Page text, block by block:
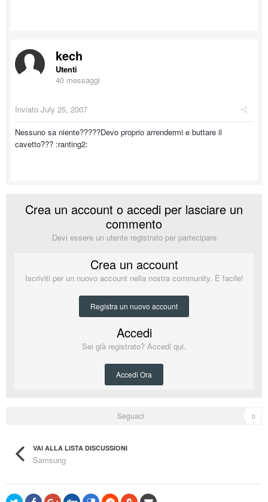
kech
Utenti
40 messaggi
Inviato July 25, 2007
Nessuno sa niente?????Devo proprio arrendermi e buttare il
cavetto??? :ranting2:
Crea un account o accedi per lasciare un
commento
Devi essere un utente registrato per partecipare
Crea un account
Iscriviti per un nuovo account nella nostra community. È facile!
Registra un nuovo account
Accedi
Sei già registrato? Accedi qui.
Accedi Ora
Seguaci 0
VAI ALLA LISTA DISCUSSIONI
Samsung